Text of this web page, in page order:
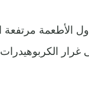
الأطعمة
الكربوهيدرات